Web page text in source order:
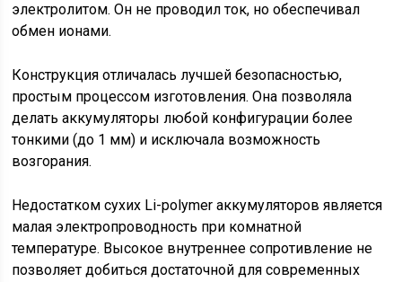
электролитом. Он не проводил ток, но обеспечивал
обмен ионами.
Конструкция отличалась лучшей безопасностью,
простым процессом изготовления. Она позволяла
делать аккумуляторы любой конфигурации более
тонкими (до 1 мм) и исключала возможность
возгорания.
Недостатком сухих Li-polymer аккумуляторов является
малая электропроводность при комнатной
температуре. Высокое внутреннее сопротивление не
позволяет добиться достаточной для современных